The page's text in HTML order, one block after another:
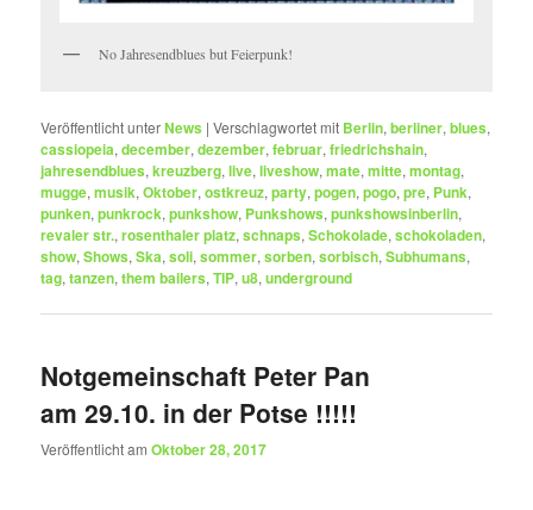
No Jahresendblues but Feierpunk!
Veröffentlicht unterNews |Verschlagwortet mit Berlin,berliner,blues,
cassiopeia,december,dezember,februar,friedrichshain,
jahresendblues,kreuzberg,live,liveshow,mate,mitte,montag,
mugge,musik,Oktober,ostkreuz,party,pogen,pogo,pre, Punk,
punken,punkrock,punkshow, Punkshows,punkshowsinberlin,
revaler str.,rosenthaler platz,schnaps,Schokolade,schokoladen,
show,Shows,Ska,soli,sommer,sorben,sorbisch,Subhumans,
tag,tanzen,them bailers,TIP,u8,underground
Notgemeinschaft Peter Pan
am 29.10. in der Potse !!!!!
Veröffentlicht amOktober 28, 2017